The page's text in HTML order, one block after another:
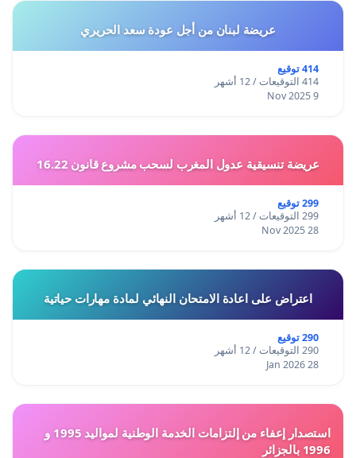
عريضة لبنان من أجل عودة سعد الحريري
414 توقيع
414 التوقيعات / 12 أشهر
9 Nov 2025
عريضة تنسيقية عدول المغرب لسحب مشروع قانون 16.22
299 توقيع
299 التوقيعات / 12 أشهر
28 Nov 2025
اعتراض على اعادة الامتحان النهائي لمادة مهارات حياتية
290 توقيع
290 التوقيعات / 12 أشهر
28 Jan 2026
استصدار إعفاء من إلتزامات الخدمة الوطنية لمواليد 1995 و
1996 بالجزائر